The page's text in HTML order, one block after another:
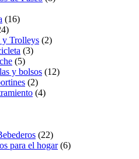
(16)
y Trolleys (2)
(3)
(5)
y bolsos (12)
(2)
(4)
(22)
para el hogar (6)